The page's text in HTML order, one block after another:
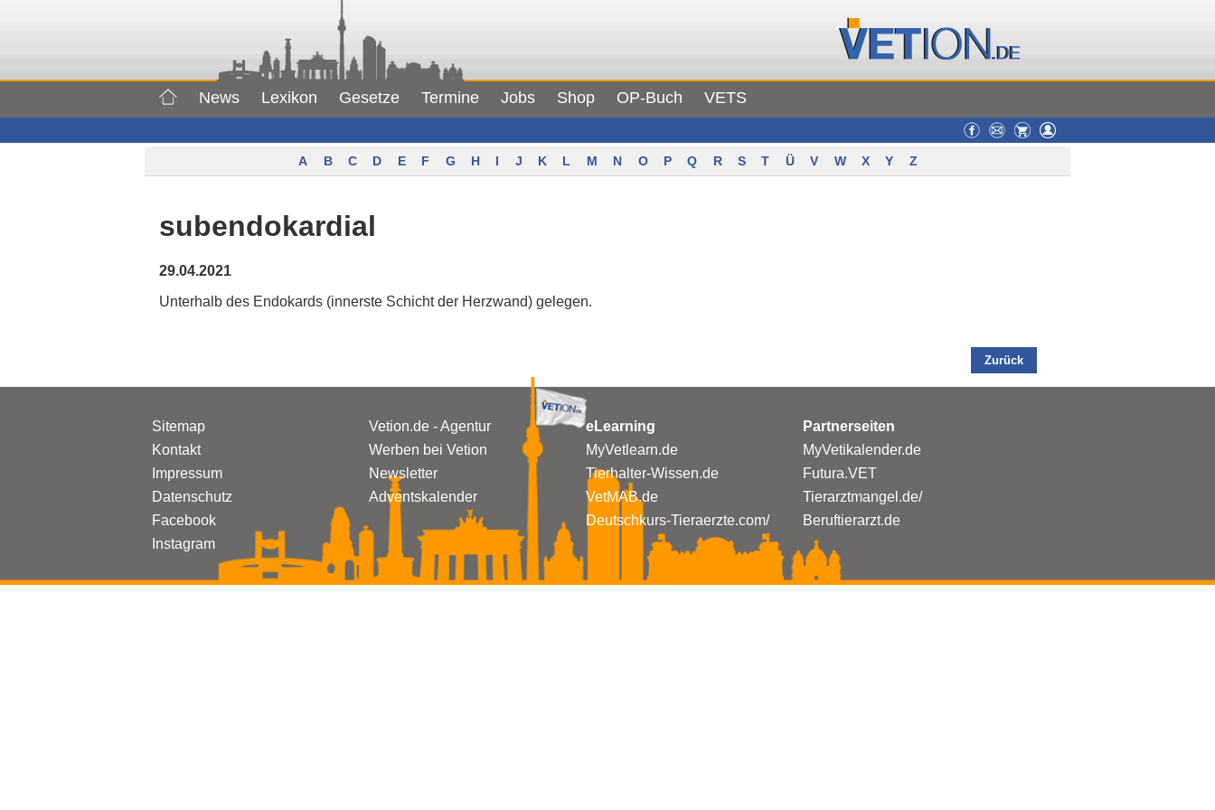
News Lexikon Gesetze Termine Jobs Shop OP-Buch VETS
A B C D E F G H I J K L M N O P Q R S T Ü V W X Y Z
subendokardial
29.04.2021
Unterhalb des Endokards (innerste Schicht der Herzwand) gelegen.
Zurück
Sitemap
Kontakt
Impressum
Datenschutz
Facebook
Instagram
Vetion.de - Agentur
Werben bei Vetion
Newsletter
Adventskalender
eLearning
MyVetlearn.de
Tierhalter-Wissen.de
VetMAB.de
Deutschkurs-Tieraerzte.com/
Partnerseiten
MyVetikalender.de
Futura.VET
Tierarztmangel.de/
Beruftierarzt.de